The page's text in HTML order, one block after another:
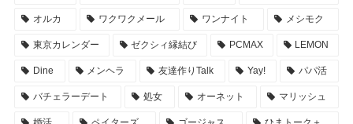
オルカ ワクワクメール ワンナイト メシモク
東京カレンダー ゼクシィ縁結び PCMAX LEMON
Dine メンヘラ 友達作りTalk Yay! パパ活
バチェラーデート 処女 オーネット マリッシュ